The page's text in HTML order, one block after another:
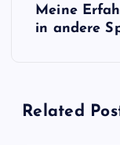
Meine
in andere
Related